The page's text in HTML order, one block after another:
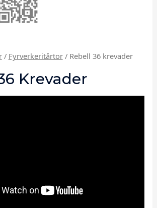
/ Fyrverkeritårtor/ Rebell 36 krevader
Krevader